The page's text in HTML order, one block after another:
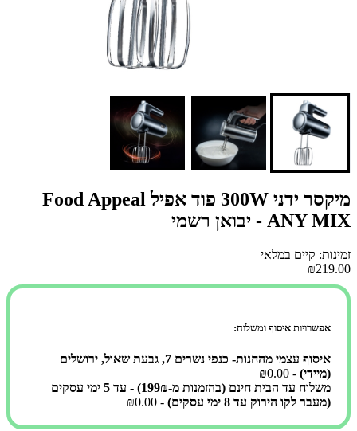
מיקסר ידני 300W פוד אפיל Food Appeal
ANY MIX - יבואן רשמי
זמינות: קיים במלאי
₪219.00
אפשרויות איסוף ומשלוח:
איסוף עצמי מהחנות- כנפי נשרים 7, גבעת שאול, ירושלים
(מיידי) - ₪0.00
משלוח עד הבית חינם (בהזמנות מ-199₪) - עד 5 ימי עסקים
(מעבר לקו הירוק עד 8 ימי עסקים)
- ₪0.00